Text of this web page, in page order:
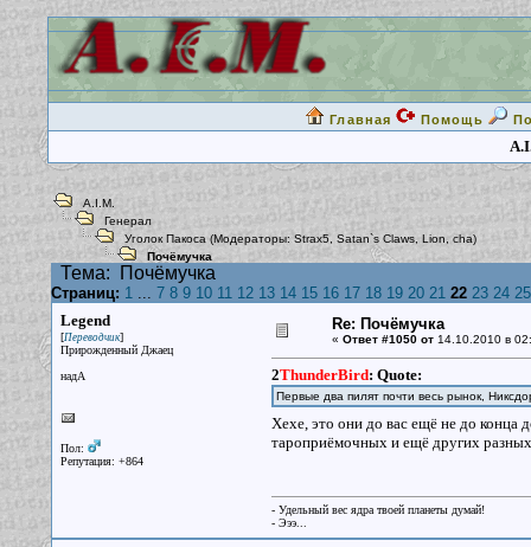
Главная Помощь
A.I.M.
Генерал
Уголок Пакоса (Модераторы:Strax5, Satan`s Claws,Lion,cha)
Почёмучка
Тема: Почёмучка
Страниц: 1... 7 8 9 10 11 12 13 14 15 16 17 18 19 20 21 22 23 24 25
Legend
[Переводчик]
Прирожденный Джаец
надА
Пол:
Репутация: +864
Re: Почёмучка
« Ответ #1050 от14.10.2010 в
2ThunderBird: Quote:
Первые два пилят почти весь рынок,
Хехе, это они до вас ещё не до конца
тароприёмочных и ещё других
- Удельный вес ядра твоей планеты думай!
- Эээ...